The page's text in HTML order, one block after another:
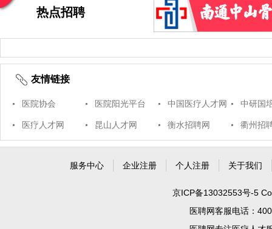
热点招聘
友情链接
医院协会 医院阳光平台 中国医疗人才网 中研国
医疗人才网 昆山人才网 衡水招聘网 衢州招
服务中心 企业注册 个人注册 关于我们
京ICP备13032553号-5
医聘网客服电话：